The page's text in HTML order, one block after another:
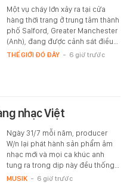
Một vụ cháy lớn xảy ra tại cửa
hàng thời trang ở trung tâm thành
phố Salford, Greater Manchester
(Anh), đang được cảnh sát điều…
THẾ GIỚI ĐÓ ĐÂY - 6 giờ trước
nhạc Việt
Ngày 31/7 mỗi năm, producer
W/n lại phát hành sản phẩm âm
nhạc mới và mọi ca khúc anh
tung ra trong dịp này đều thống…
MUSIK - 6 giờ trước